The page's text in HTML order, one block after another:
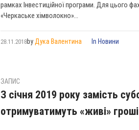
рамках Інвестиційної програми. Для цього
«Черкаське хімволокно»...
28.11.2018by Дука Валентина In Новини
ЗАПИС
З січня 2019 року замість
отримуватимуть «живі» гроші